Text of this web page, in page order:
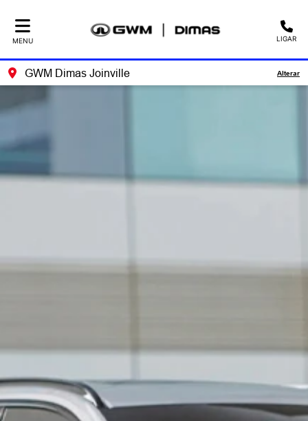
MENU LIGAR
GWM Dimas Joinville Alterar